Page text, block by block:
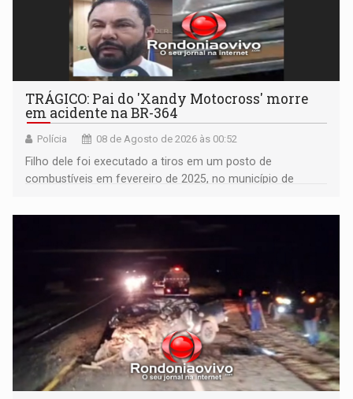
TRÁGICO: Pai do 'Xandy Motocross' morre
em acidente na BR-364
Polícia 08 de Agosto de 2026 às 00:52
Filho dele foi executado a tiros em um posto de
combustíveis em fevereiro de 2025, no município de